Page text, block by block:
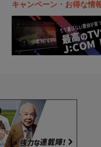
キャンペーン・お得な情